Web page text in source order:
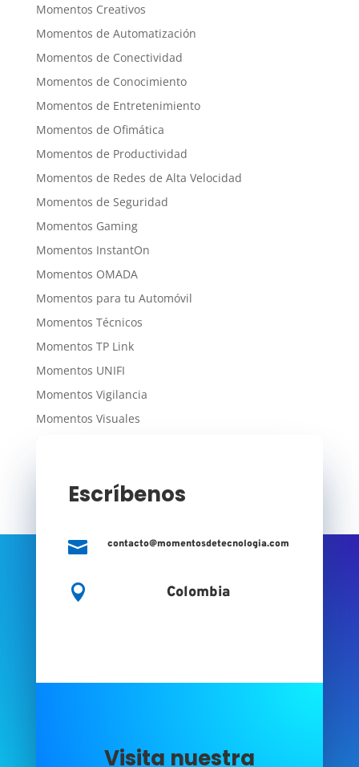
Momentos Creativos
Momentos de Automatización
Momentos de Conectividad
Momentos de Conocimiento
Momentos de Entretenimiento
Momentos de Ofimática
Momentos de Productividad
Momentos de Redes de Alta Velocidad
Momentos de Seguridad
Momentos Gaming
Momentos InstantOn
Momentos OMADA
Momentos para tu Automóvil
Momentos Técnicos
Momentos TP Link
Momentos UNIFI
Momentos Vigilancia
Momentos Visuales
Escríbenos
 contacto@momentosdetecnologia.com
 Colombia
Visita nuestra